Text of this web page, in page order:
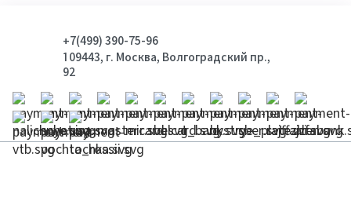
+7(499) 390-75-96
109443, г. Москва, Волгоградский пр.,
92